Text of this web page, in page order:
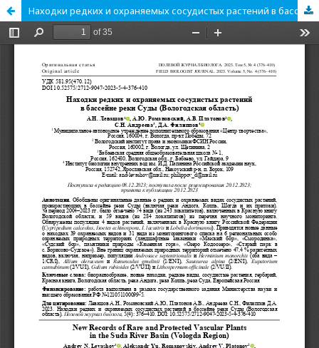
Находки редких и охраняемых сосудистых растений в бассейне реки Суды (Вологодская область)